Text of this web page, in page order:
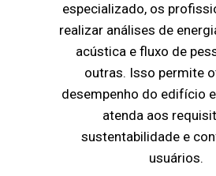
especializado, os
realizar análises de
acústica e fluxo de
outras. Isso permite
desempenho do edifício
atenda aos
sustentabilidade e
usuários.